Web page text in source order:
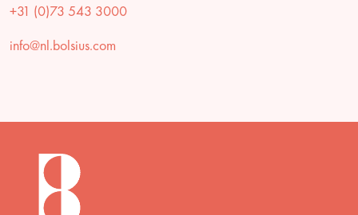
+31 (0)73 543 3000
info@nl.bolsius.com